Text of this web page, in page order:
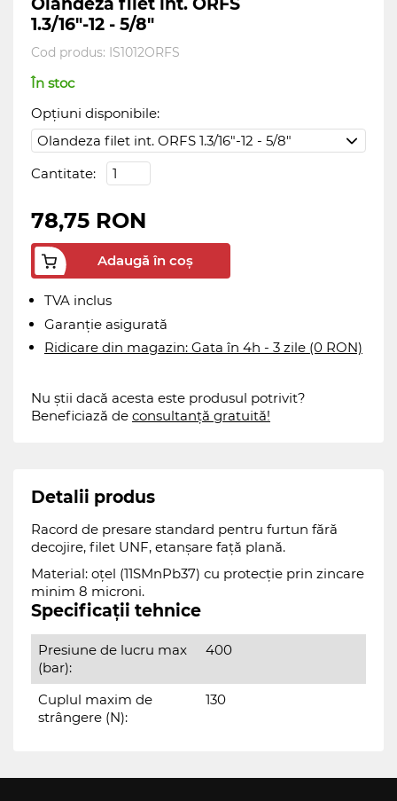
1.3/16"-12 - 5/8"
Cod produs: IS1012ORFS
În stoc
Opțiuni disponibile:
Cantitate:
78,75 RON
Adaugă în coș
TVA inclus
Garanție asigurată
Ridicare din magazin: Gata în 4h - 3 zile (0 RON)
Nu știi dacă acesta este produsul potrivit?
Beneficiază de consultanță gratuită!
Detalii produs
Racord de presare standard pentru furtun fără
decojire, filet UNF, etanșare față plană.
Material: oțel (11SMnPb37) cu protecție prin zincare
minim 8 microni.
Specificații tehnice
Presiune de lucru max
(bar):
400
Cuplul maxim de
strângere (N):
130